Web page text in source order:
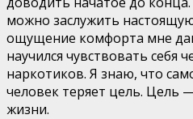
можно заслужить
ощущение комфорта мне
научился чувствовать себя
наркотиков. Я знаю, что
человек теряет цель. Цель
жизни.